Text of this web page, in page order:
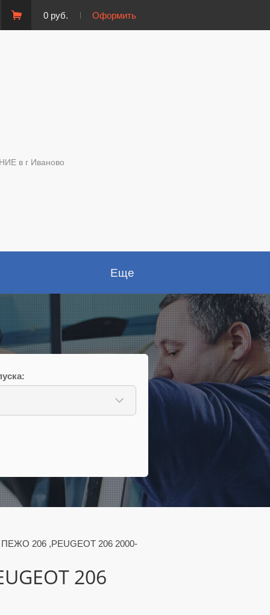
0 руб. Оформить
в г Иваново
Еще
ПЕЖО 206 ,PEUGEOT 206 2000-
206